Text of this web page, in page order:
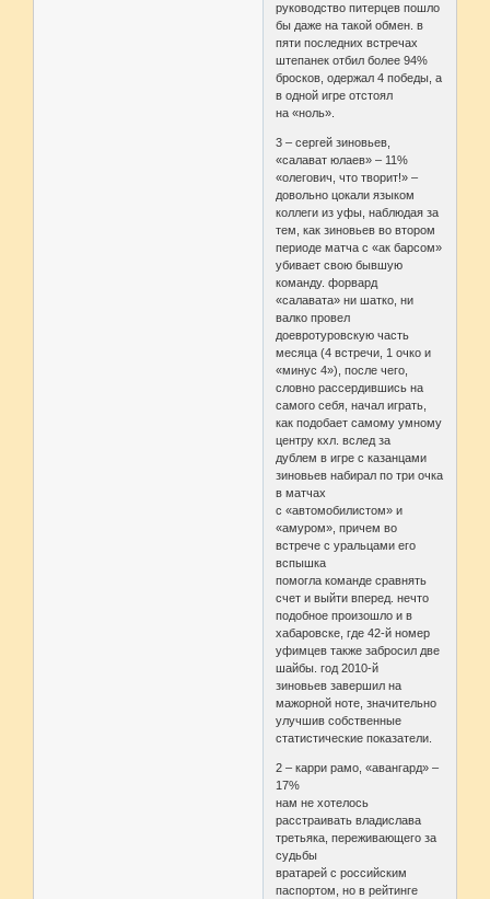
руководство питерцев пошло
бы даже на такой обмен. в
пяти последних встречах
штепанек отбил более 94%
бросков, одержал 4 победы, а
в одной игре отстоял
на «ноль».
3 – сергей зиновьев,
«салават юлаев» – 11%
«олегович, что творит!» –
довольно цокали языком
коллеги из уфы, наблюдая за
тем, как зиновьев во втором
периоде матча с «ак барсом»
убивает свою бывшую
команду. форвард
«салавата» ни шатко, ни
валко провел
доевротуровскую часть
месяца (4 встречи, 1 очко и
«минус 4»), после чего,
словно рассердившись на
самого себя, начал играть,
как подобает самому умному
центру кхл. вслед за
дублем в игре с казанцами
зиновьев набирал по три очка
в матчах
с «автомобилистом» и
«амуром», причем во
встрече с уральцами его
вспышка
помогла команде сравнять
счет и выйти вперед. нечто
подобное произошло и в
хабаровске, где 42-й номер
уфимцев также забросил две
шайбы. год 2010-й
зиновьев завершил на
мажорной ноте, значительно
улучшив собственные
статистические показатели.
2 – карри рамо, «авангард» –
17%
нам не хотелось
расстраивать владислава
третьяка, переживающего за
судьбы
вратарей с российским
паспортом, но в рейтинге